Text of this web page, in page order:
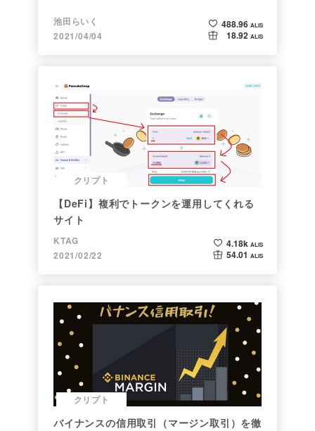
池田らいく
2021/04/04
488.96 ALIS
18.92 ALIS
クリプト
【DeFi】複利でトークンを運用してくれる
サイト
KTAG
2021/02/22
4.18k ALIS
54.01 ALIS
クリプト
バイナンスの信用取引（マージン取引）を徹